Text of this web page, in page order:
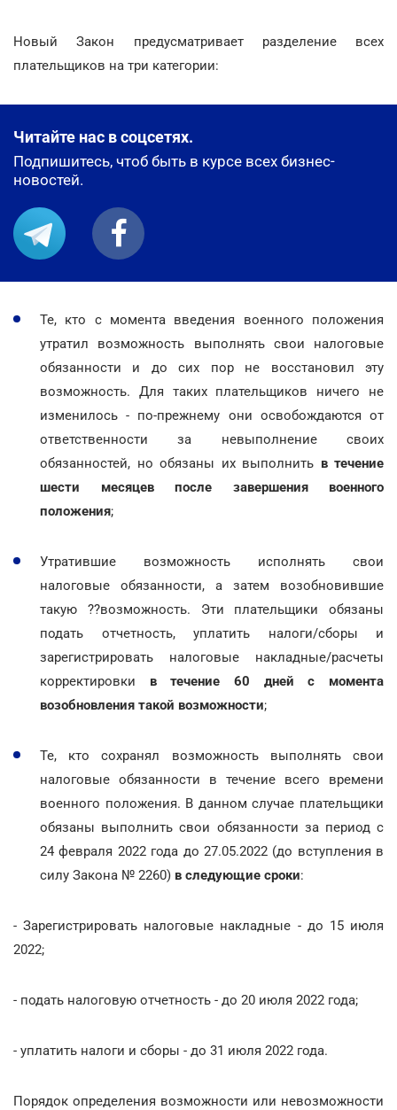
Новый Закон предусматривает разделение всех
плательщиков на три категории:
Читайте нас в соцсетях.
Подпишитесь, чтоб быть в курсе всех бизнес-
новостей.
Те, кто с момента введения военного положения
утратил возможность выполнять свои налоговые
обязанности и до сих пор не восстановил эту
возможность. Для таких плательщиков ничего не
изменилось - по-прежнему они освобождаются от
ответственности за невыполнение своих
обязанностей, но обязаны их выполнить в течение
шести месяцев после завершения военного
положения;
Утратившие возможность исполнять свои
налоговые обязанности, а затем возобновившие
такую ??возможность. Эти плательщики обязаны
подать отчетность, уплатить налоги/сборы и
зарегистрировать налоговые накладные/расчеты
корректировки в течение 60 дней с момента
возобновления такой возможности;
Те, кто сохранял возможность выполнять свои
налоговые обязанности в течение всего времени
военного положения. В данном случае плательщики
обязаны выполнить свои обязанности за период с
24 февраля 2022 года до 27.05.2022 (до вступления в
силу Закона № 2260) в следующие сроки:
- Зарегистрировать налоговые накладные - до 15 июля
2022;
- подать налоговую отчетность - до 20 июля 2022 года;
- уплатить налоги и сборы - до 31 июля 2022 года.
Порядок определения возможности или невозможности